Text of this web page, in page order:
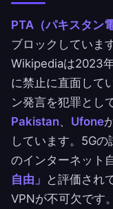
PTA（パキスタン
ブロックしています
Wikipediaは2023
に禁止に直面して
ン発言を犯罪とし
Pakistan、 Ufone
しています。5G
のインターネット
自由」 と評価され
VPNが不可欠です。